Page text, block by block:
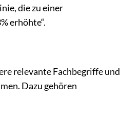
die zu einer
erhöhte“.
relevante Fachbegriffe und
Dazu gehören